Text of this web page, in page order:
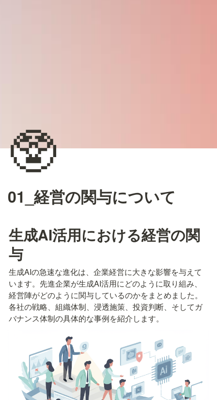
🥸
01_経営の関与について
生成AI活用における経営の関
与
生成AIの急速な進化は、企業経営に大きな影響を与えて
います。先進企業が生成AI活用にどのように取り組み、
経営陣がどのように関与しているのかをまとめました。
各社の戦略、組織体制、浸透施策、投資判断、そしてガ
バナンス体制の具体的な事例を紹介します。